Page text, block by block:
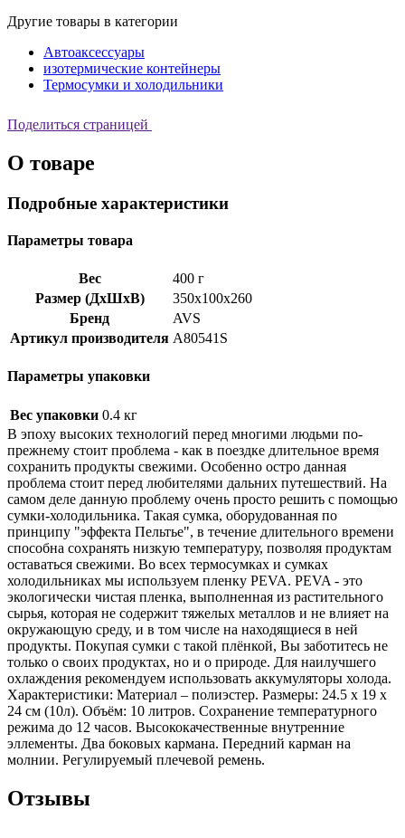
Другие товары в категории
Автоаксессуары
изотермические контейнеры
Термосумки и холодильники
Поделиться страницей
О товаре
Подробные характеристики
Параметры товара
Вес
400 г
Размер (ДхШхВ)
350x100x260
Бренд
AVS
Артикул производителя A80541S
Параметры упаковки
Вес упаковки 0.4 кг
В эпоху высоких технологий перед многими людьми по-
прежнему стоит проблема - как в поездке ‎длительное время
сохранить продукты свежими. Особенно остро данная
проблема стоит перед ‎любителями дальних путешествий. На
самом деле данную проблему очень просто решить с ‎помощью
сумки-холодильника. Такая сумка, оборудованная по
принципу "эффекта Пельтье", в ‎течение длительного времени
способна сохранять низкую температуру, позволяя продуктам
‎оставаться свежими. Во всех термосумках и сумках
холодильниках мы используем пленку PEVA. PEVA - это
экологически ‎чистая пленка, выполненная из растительного
сырья, которая не содержит тяжелых металлов и не ‎влияет на
окружающую среду, и в том числе на находящиеся в ней
продукты. Покупая сумки с ‎такой плёнкой, Вы заботитесь не
только о своих продуктах, но и о природе. Для наилучшего
охлаждения рекомендуем использовать аккумуляторы холода.
Характеристики: Материал – полиэстер. Размеры: 24.5 x 19 x
24 см (10л). Объём: 10 литров. Сохранение температурного
режима до 12 часов. Высококачественные внутренние
эллементы. Два боковых кармана. Передний карман на
молнии. Регулируемый плечевой ремень.
Отзывы